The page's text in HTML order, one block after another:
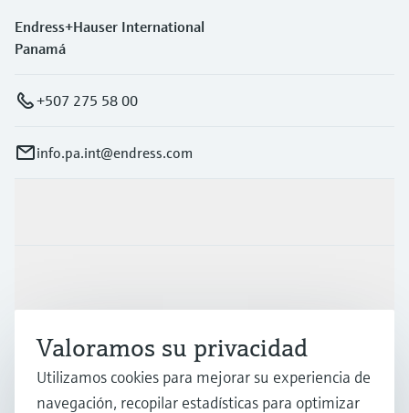
Endress+Hauser International
Panamá
+507 275 58 00
info.pa.int@endress.com
Soporte
Valoramos su privacidad
Utilizamos cookies para mejorar su experiencia de
navegación, recopilar estadísticas para optimizar